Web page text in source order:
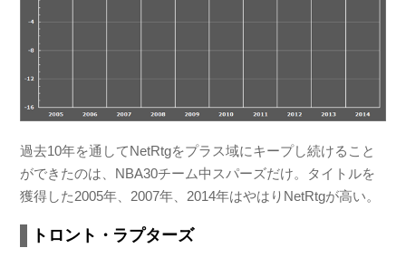
過去10年を通してNetRtgをプラス域にキープし続けること
ができたのは、NBA30チーム中スパーズだけ。タイトルを
獲得した2005年、2007年、2014年はやはりNetRtgが高い。
トロント・ラプターズ